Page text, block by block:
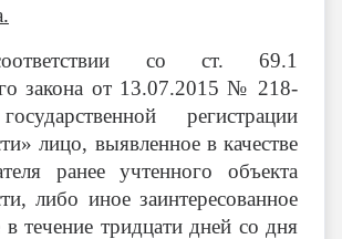
со ст. 69.1
закона от 13.07.2015 № 218-
регистрации
лицо, выявленное в качестве
ранее учтенного объекта
либо иное заинтересованное
в течение тридцати дней со дня